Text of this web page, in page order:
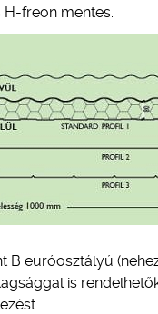
freon mentes.
B euróosztályú
is